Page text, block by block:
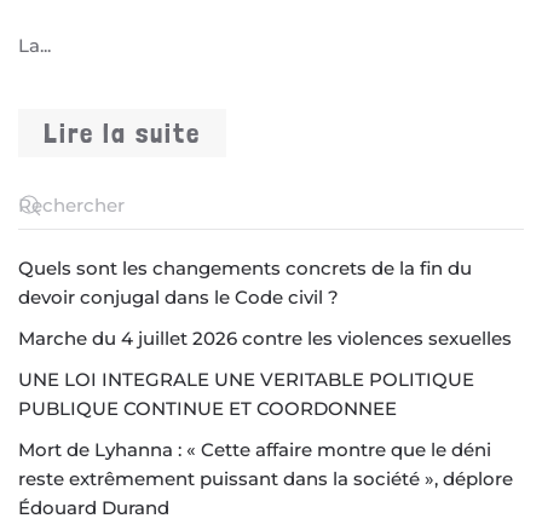
La...
Lire la suite
Quels sont les changements concrets de la fin du
devoir conjugal dans le Code civil ?
Marche du 4 juillet 2026 contre les violences sexuelles
UNE LOI INTEGRALE UNE VERITABLE POLITIQUE
PUBLIQUE CONTINUE ET COORDONNEE
Mort de Lyhanna : « Cette affaire montre que le déni
reste extrêmement puissant dans la société », déplore
Édouard Durand